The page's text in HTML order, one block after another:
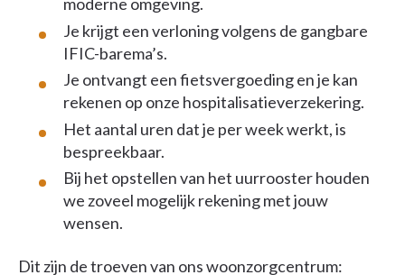
Je krijgt een verloning volgens de gangbare
IFIC-barema’s.
Je ontvangt een fietsvergoeding en je kan
rekenen op onze hospitalisatieverzekering.
Het aantal uren dat je per week werkt, is
bespreekbaar.
Bij het opstellen van het uurrooster houden
we zoveel mogelijk rekening met jouw
wensen.
Dit zijn de troeven van ons woonzorgcentrum: